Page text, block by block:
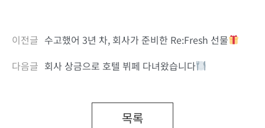
이전글 수고했어 3년 차, 회사가 준비한 Re:Fresh 선물
다음글 회사 상금으로 호텔 뷔페 다녀왔습니다
목록